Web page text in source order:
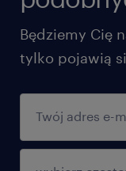
powyżej 18
oferujemy
oparciu o
pracę w
Będziemy Cię
tylko pojawią